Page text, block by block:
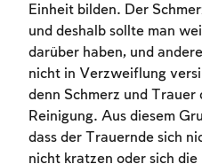
Einheit bilden. Der
und deshalb sollte man
darüber haben, und
nicht in Verzweiflung
denn Schmerz und
Reinigung. Aus diesem
dass der Trauernde sich
nicht kratzen oder sich